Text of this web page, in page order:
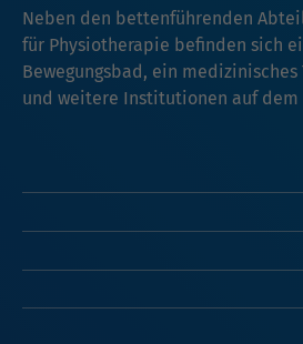
Neben den bettenführenden
für Physiotherapie befinden sich
Bewegungsbad, ein
und weitere Institutionen auf dem